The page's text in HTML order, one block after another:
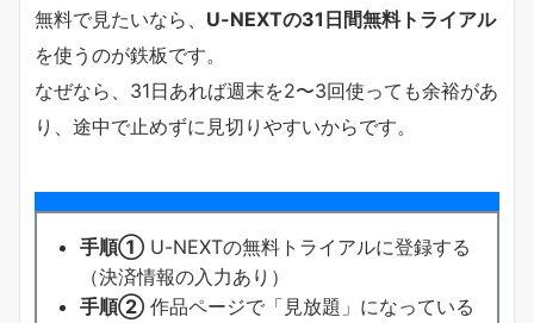
無料で見たいなら、 U-NEXTの31日間無料トライアル
を使うのが鉄板です。
なぜなら、31日あれば週末を2〜3回使っても余裕があ
り、途中で止めずに見切りやすいからです。
手順① U-NEXTの無料トライアルに登録する
（決済情報の入力あり）
手順② 作品ページで「見放題」になっている